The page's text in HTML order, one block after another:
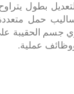
أساليب حمل
جسم الحقيبة
عملية.